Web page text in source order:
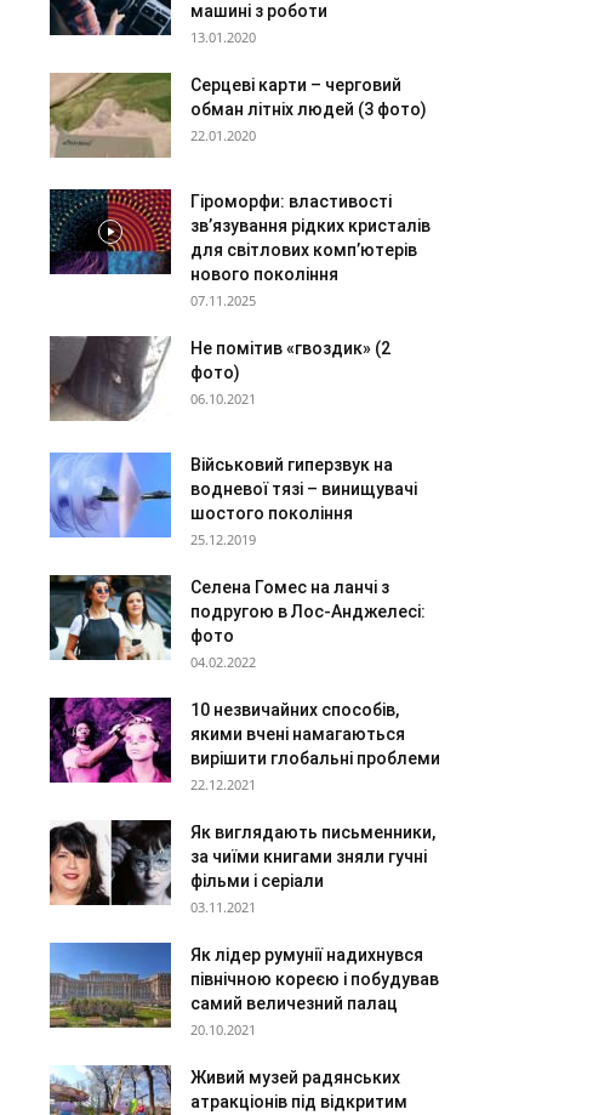
машині з роботи
13.01.2020
Серцеві карти – черговий
обман літніх людей (3 фото)
22.01.2020
Гіроморфи: властивості
зв’язування рідких кристалів
для світлових комп’ютерів
нового покоління
07.11.2025
Не помітив «гвоздик» (2
фото)
06.10.2021
Військовий гиперзвук на
водневої тязі – винищувачі
шостого покоління
25.12.2019
Селена Гомес на ланчі з
подругою в Лос-Анджелесі:
фото
04.02.2022
10 незвичайних способів,
якими вчені намагаються
вирішити глобальні проблеми
22.12.2021
Як виглядають письменники,
за чиїми книгами зняли гучні
фільми і серіали
03.11.2021
Як лідер румунії надихнувся
північною кореєю і побудував
самий величезний палац
20.10.2021
Живий музей радянських
атракціонів під відкритим